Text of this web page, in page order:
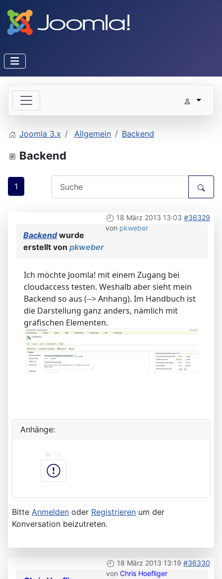
Joomla 3.x Allgemein Backend
Backend
1
18 März 2013 13:03 #36329
von pkweber
Backendwurde
erstellt von pkweber
Ich möchte Joomla! mit einem Zugang bei
cloudaccess testen. Weshalb aber sieht mein
Backend so aus (--> Anhang). Im Handbuch ist
die Darstellung ganz anders, nämlich mit
grafischen Elementen.
Anhänge:
Bitte Anmelden oder Registrieren um der
Konversation beizutreten.
18 März 2013 13:19 #36330
von Chris Hoefliger